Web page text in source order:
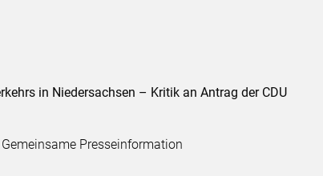
in Niedersachsen – Kritik an Antrag der CDU
Gemeinsame Presseinformation